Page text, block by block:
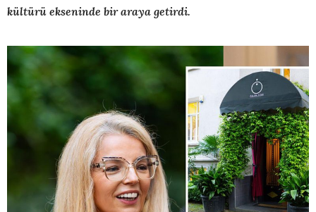
kültürü ekseninde bir araya getirdi.